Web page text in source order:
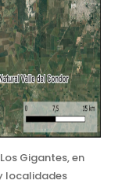
Gigantes, en
localidades